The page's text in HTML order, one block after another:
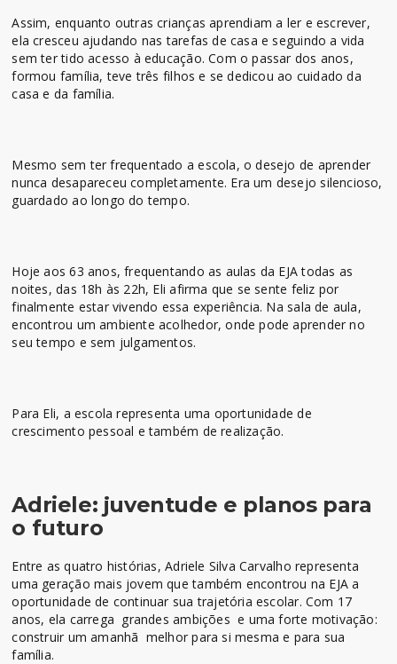
Assim, enquanto outras crianças aprendiam a ler e escrever,
ela cresceu ajudando nas tarefas de casa e seguindo a vida
sem ter tido acesso à educação. Com o passar dos anos,
formou família, teve três filhos e se dedicou ao cuidado da
casa e da família.
Mesmo sem ter frequentado a escola, o desejo de aprender
nunca desapareceu completamente. Era um desejo silencioso,
guardado ao longo do tempo.
Hoje aos 63 anos, frequentando as aulas da EJA todas as
noites, das 18h às 22h, Eli afirma que se sente feliz por
finalmente estar vivendo essa experiência. Na sala de aula,
encontrou um ambiente acolhedor, onde pode aprender no
seu tempo e sem julgamentos.
Para Eli, a escola representa uma oportunidade de
crescimento pessoal e também de realização.
Adriele: juventude e planos para
o futuro
Entre as quatro histórias, Adriele Silva Carvalho representa
uma geração mais jovem que também encontrou na EJA a
oportunidade de continuar sua trajetória escolar. Com 17
anos, ela carrega grandes ambições e uma forte motivação:
construir um amanhã melhor para si mesma e para sua
família.